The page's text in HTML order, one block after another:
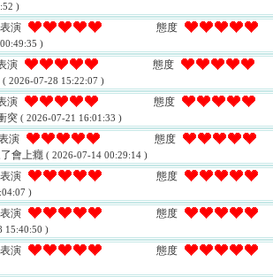
)
表演 態度
)
演 態度
( 2026-07-28 15:22:07 )
演 態度
突 ( 2026-07-21 16:01:33 )
演 態度
會上癮 ( 2026-07-14 00:29:14 )
表演 態度
)
表演 態度
15:40:50 )
表演 態度